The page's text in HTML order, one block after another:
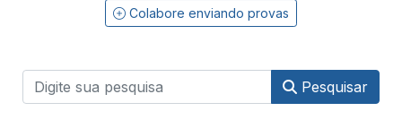
Colabore enviando provas
Pesquisar